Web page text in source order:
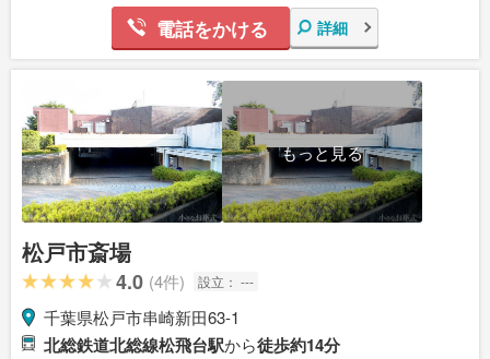
電話をかける 詳細
もっと見る
松戸市斎場
4.0 (4件) 設立： ---
千葉県松戸市串崎新田63-1
北総鉄道北総線松飛台駅から徒歩約14分